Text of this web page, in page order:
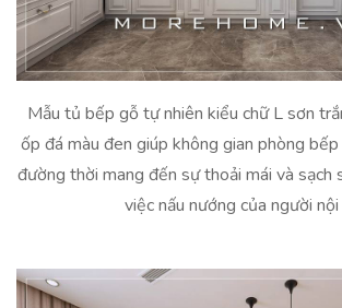
Mẫu tủ bếp gỗ tự nhiên kiểu chữ L sơn
ốp đá màu đen giúp không gian phòng
đường thời mang đến sự thoải mái và sạch
việc nấu nướng của người